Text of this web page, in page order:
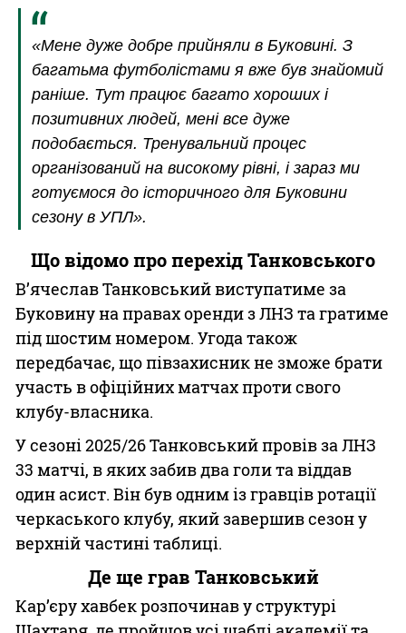
«Мене дуже добре прийняли в Буковині. З
багатьма футболістами я вже був знайомий
раніше. Тут працює багато хороших і
позитивних людей, мені все дуже
подобається. Тренувальний процес
організований на високому рівні, і зараз ми
готуємося до історичного для Буковини
сезону в УПЛ».
Що відомо про перехід Танковського
В’ячеслав Танковський виступатиме за
Буковину на правах оренди з ЛНЗ та гратиме
під шостим номером. Угода також
передбачає, що півзахисник не зможе брати
участь в офіційних матчах проти свого
клубу-власника.
У сезоні 2025/26 Танковський провів за ЛНЗ
33 матчі, в яких забив два голи та віддав
один асист. Він був одним із гравців ротації
черкаського клубу, який завершив сезон у
верхній частині таблиці.
Де ще грав Танковський
Кар’єру хавбек розпочинав у структурі